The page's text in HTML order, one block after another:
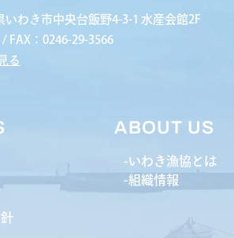
わき市中央台飯野4-3-1 水産会館2F
FAX：0246-29-3566
る
ABOUT US
いわき漁協とは
組織情報